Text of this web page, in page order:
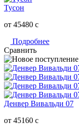
Тусон
от 45480 c
Подробнее
Сравнить
Денвер Вивальди 07
от 45160 c